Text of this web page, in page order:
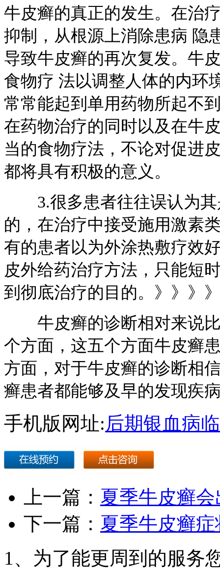
牛皮癣的真正的发生。在治
抑制，从根源上消除患病 隐
导致牛皮癣的再次复发。牛
食物疗 法以调整人体的内环
常常能起到单用药物所起不
在药物治疗的同时以及在牛
当的食物疗法，不论对促进
都将具有积极的意义。
3.很多患者往往误认为其
的，在治疗中接受施用激素
有的患者以为外涂热敷疗效
皮外给药治疗方法，只能短
到彻底治疗的目的。》》》
牛皮癣的诊断相对来说比
个方面，这五个方面牛皮癣
方面，对于牛皮癣的诊断相
癣患者都能够及早的发现疾
手机版网址:后期银血病
上一篇： 夏季牛皮癣
下一篇： 夏季牛皮癣
1、为了能更周到的服务